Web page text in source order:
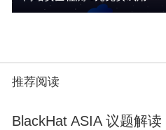
推荐阅读
BlackHat ASIA 议题解读